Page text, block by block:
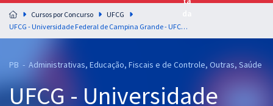
Preparação completa e intensiva para as principais
residências em saúde do Brasil
Cursos 20% OFF
Cursos por Concurso
UFCG
UFCG - Universidade Federal de Campina Grande - UFCG - Universidade Federal de Campina Grande - Regimento da UFCG - Professor: Eduardo Galante
PB - Administrativas, Educação, Fiscais e de Controle, Outras, Saúde
UFCG - Universidade